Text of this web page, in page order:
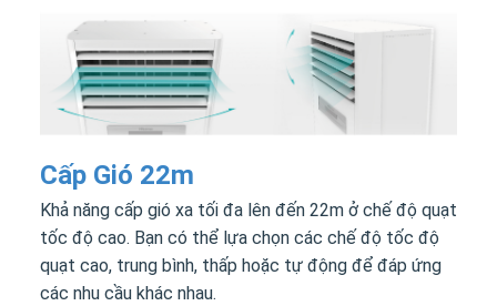
Cấp Gió 22m
Khả năng cấp gió xa tối đa lên đến 22m ở chế độ quạt
tốc độ cao. Bạn có thể lựa chọn các chế độ tốc độ
quạt cao, trung bình, thấp hoặc tự động để đáp ứng
các nhu cầu khác nhau.